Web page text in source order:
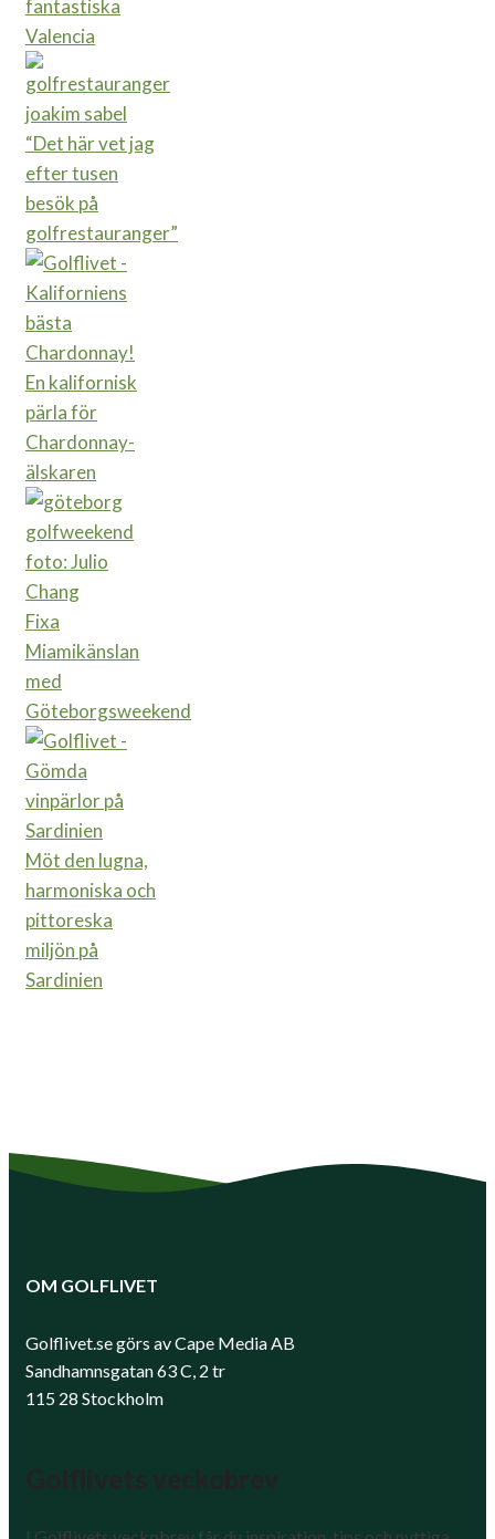
fantastiska
Valencia
“Det här vet jag
efter tusen
besök på
golfrestauranger”
En kalifornisk
pärla för
Chardonnay-
älskaren
Fixa
Miamikänslan
med
Göteborgsweekend
Möt den lugna,
harmoniska och
pittoreska
miljön på
Sardinien
OM GOLFLIVET
Golflivet.se görs av Cape Media AB
Sandhamnsgatan 63 C, 2 tr
115 28 Stockholm